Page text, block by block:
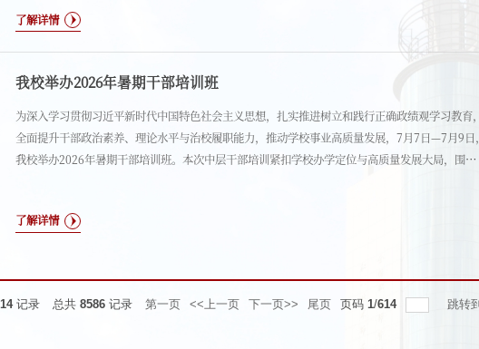
了与常州14个园区优势产业精准对接的合作成果、实践经验，深入剖析当前工作中存在的困难问
了解详情
我校举办2026年暑期干部培训班
为深入学习贯彻习近平新时代中国特色社会主义思想，扎实推进树立和践行正确政绩观学习教育，
全面提升干部政治素养、理论水平与治校履职能力，推动学校事业高质量发展，7月7日—7月9日，
我校举办2026年暑期干部培训班。本次中层干部培训紧扣学校办学定位与高质量发展大局，围绕
力，精准贴合干部履职尽责、干事创业实际需求。培训设置分层分类专题学习分会场，围绕党建引
了解详情
14记录 总共 8586记录 第一页 <<上一页 下一页>> 尾页 页码 1/614 跳转到